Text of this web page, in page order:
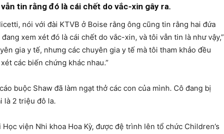
tin rằng đó là cái chết do vắc-xin gây ra.
nói với đài KTVB ở Boise rằng ông cũng tin rằng hai đứa
xem xét đó là cái chết do vắc-xin, và tôi vẫn tin là như vậy,”
gia y tế, nhưng các chuyên gia y tế mà tôi tham khảo đều
các biến chứng khác nhau.”
buộc Shaw đã làm ngạt thở các con của mình. Cô đang bị
là 2 triệu đô la.
viện Nhi khoa Hoa Kỳ, được đệ trình lên tổ chức Children’s